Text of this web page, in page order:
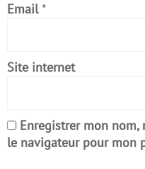
Email *
Site internet
Enregistrer mon
le navigateur pour mon